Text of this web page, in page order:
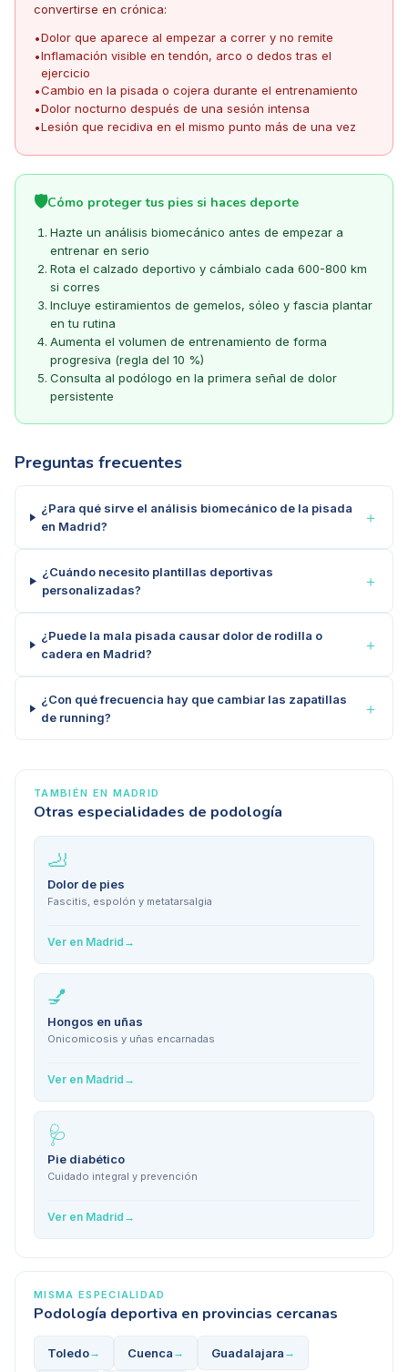
convertirse en crónica:
•Dolor que aparece al empezar a correr y no remite
•Inflamación visible en tendón, arco o dedos tras el
ejercicio
•Cambio en la pisada o cojera durante el entrenamiento
•Dolor nocturno después de una sesión intensa
•Lesión que recidiva en el mismo punto más de una vez
🛡️Cómo proteger tus pies si haces deporte
Hazte un análisis biomecánico antes de empezar a
entrenar en serio
Rota el calzado deportivo y cámbialo cada 600-800 km
si corres
Incluye estiramientos de gemelos, sóleo y fascia plantar
en tu rutina
Aumenta el volumen de entrenamiento de forma
progresiva (regla del 10 %)
Consulta al podólogo en la primera señal de dolor
persistente
Preguntas frecuentes
¿Para qué sirve el análisis biomecánico de la pisada
en Madrid?
＋
¿Cuándo necesito plantillas deportivas
personalizadas?
＋
¿Puede la mala pisada causar dolor de rodilla o
cadera en Madrid?
＋
¿Con qué frecuencia hay que cambiar las zapatillas
de running?
＋
TAMBIÉN EN MADRID
Otras especialidades de podología
🦶
Dolor de pies
Fascitis, espolón y metatarsalgia
Ver en Madrid →
💅
Hongos en uñas
Onicomicosis y uñas encarnadas
Ver en Madrid →
🩺
Pie diabético
Cuidado integral y prevención
Ver en Madrid →
MISMA ESPECIALIDAD
Podología deportiva en provincias cercanas
Toledo→ Cuenca → Guadalajara →